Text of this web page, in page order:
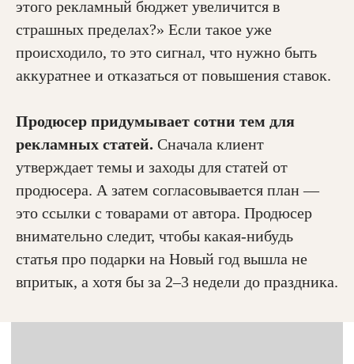
этого рекламный бюджет увеличится в
страшных пределах?» Если такое уже
происходило, то это сигнал, что нужно быть
аккуратнее и отказаться от повышения ставок.
Продюсер придумывает сотни тем для
рекламных статей. Сначала клиент
утверждает темы и заходы для статей от
продюсера. А затем согласовывается план —
это ссылки с товарами от автора. Продюсер
внимательно следит, чтобы какая-нибудь
статья про подарки на Новый год вышла не
впритык, а хотя бы за 2–3 недели до праздника.